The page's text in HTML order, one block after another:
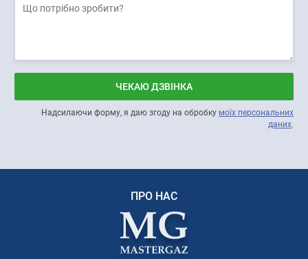
ЧЕКАЮ ДЗВІНКА
Надсилаючи форму, я даю згоду на обробку моїх персональних
даних.
ПРО НАС